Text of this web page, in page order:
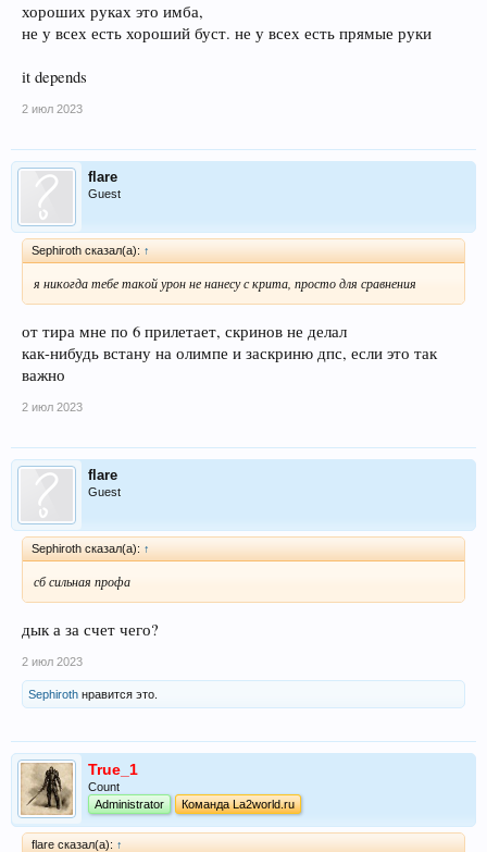
хороших руках это имба,
не у всех есть хороший буст. не у всех есть прямые руки
it depends
2 июл 2023
flare
Guest
Sephiroth сказал(а): ↑
я никогда тебе такой урон не нанесу с крита, просто для сравнения
от тира мне по 6 прилетает, скринов не делал
как-нибудь встану на олимпе и заскриню дпс, если это так
важно
2 июл 2023
flare
Guest
Sephiroth сказал(а): ↑
сб сильная профа
дык а за счет чего?
2 июл 2023
Sephiroth нравится это.
True_1
Count
Administrator
Команда La2world.ru
flare сказал(а): ↑